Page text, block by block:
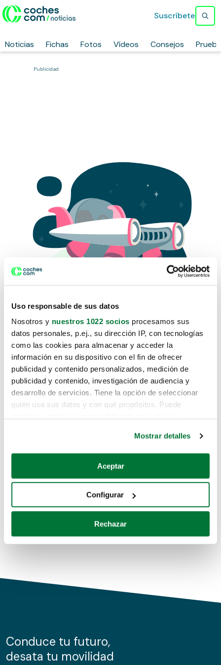
Uso responsable de sus datos
Nosotros y nuestros 1022 socios procesamos sus
datos personales, p.ej., su dirección IP, con tecnologías
como las cookies para almacenar y acceder la
información en su dispositivo con el fin de ofrecer
publicidad y contenido personalizados, medición de
publicidad y contenido, investigación de audiencia y
desarrollo de servicios. Tiene la opción de seleccionar
quién usa sus datos y con qué propósitos. Puede
Si lo permite, también quisiéramos:
Recopilar información sobre su ubicación geográfica
Identificar su dispositivo analizándolo activamente
para buscar características específicas (huellas
Obtenga más información sobre cómo se procesan sus
de cookies.
información sobre el uso que haga del sitio web con
nuestros partners de redes sociales, publicidad y análisis
Mostrar detalles
Aceptar
Configurar
Rechazar
Noticias Fichas Fotos Vídeos Consejos
Suscríbete
Publicidad
Lo sentimos, no sabemos como
te hemos traido hasta aquí.
Pero puedes encontrar el coche que estás
buscando en alguno de estos enlaces:
Coches de segunda mano
Coches de km0
Conduce tu futuro,
desata tu movilidad